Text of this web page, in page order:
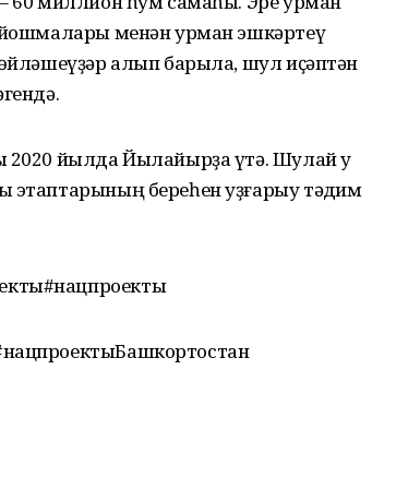
менән урман эшкәртеү
алып барыла, шул иҫәптән
йылда Йылайырҙа үтә. Шулай уҡ
береһен уҙғарыу тәҡдим